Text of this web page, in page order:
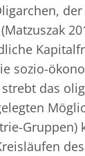
sozio-
das
Gruppen)